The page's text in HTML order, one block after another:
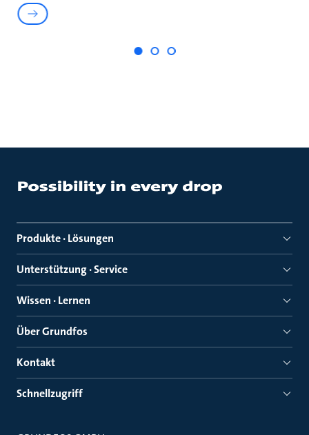
Produkte · Lösungen
Unterstützung · Service
Wissen · Lernen
Über Grundfos
Kontakt
Schnellzugriff